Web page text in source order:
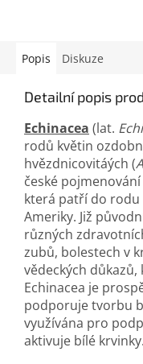
Popis Diskuze
Detailní popis
Echinacea (lat.
rodů květin
hvězdnicovitáých (
české pojmenování
která patří do rodu
Ameriky. Již
různých
zubů, bolestech v
vědeckých
Echinacea je
podporuje tvorbu
využívána pro
aktivuje bílé krvinky.